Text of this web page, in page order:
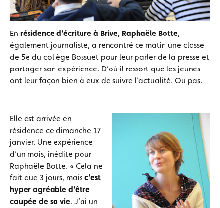
En résidence d’écriture à Brive, Raphaële Botte,
également journaliste, a rencontré ce matin une classe
de 5e du collège Bossuet pour leur parler de la presse et
partager son expérience. D’où il ressort que les jeunes
ont leur façon bien à eux de suivre l’actualité. Ou pas.
Elle est arrivée en
résidence ce dimanche 17
janvier. Une expérience
d’un mois, inédite pour
Raphaële Botte. « Cela ne
fait que 3 jours, mais c’est
hyper agréable d’être
coupée de sa vie. J’ai un